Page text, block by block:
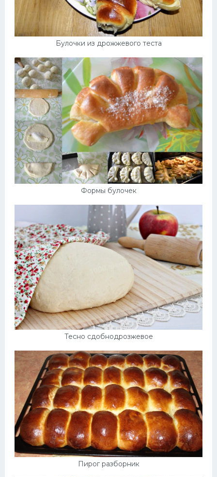
Булочки из дрожжевого теста
Формы булочек
Тесно сдобнодрозжевое
Пирог разборник